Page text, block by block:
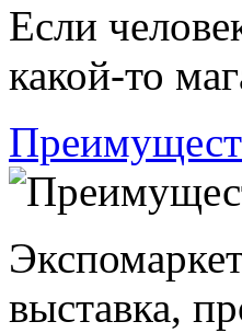
Если
какой-то
выставка,